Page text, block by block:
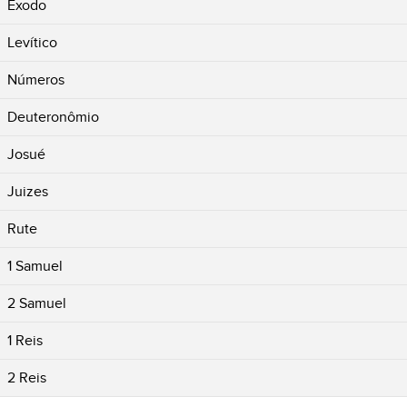
Êxodo
Levítico
Números
Deuteronômio
Josué
Juizes
Rute
1 Samuel
2 Samuel
1 Reis
2 Reis